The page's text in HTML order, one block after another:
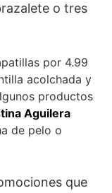
o tres
por 4.99
acolchada y
productos
Aguilera
de pelo o
que